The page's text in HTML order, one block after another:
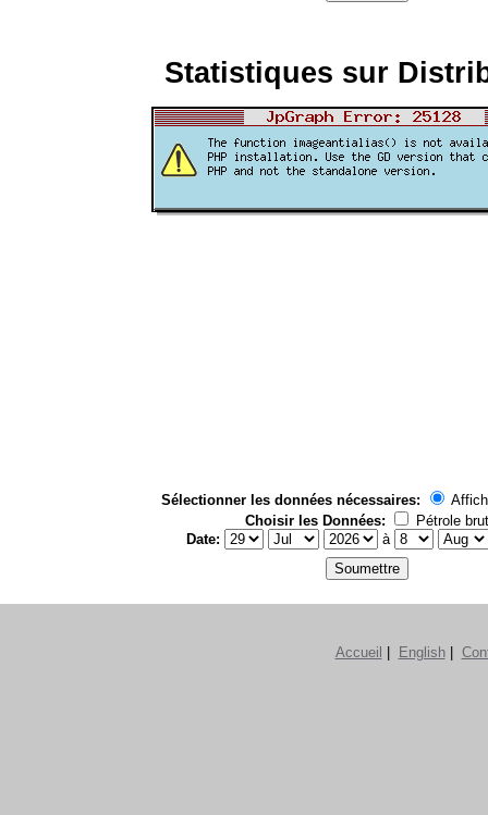
Statistiques sur
Sélectionner les données nécessaires:
Choisir les Données:
Pétrole brut
Date:
à
Accueil | English|